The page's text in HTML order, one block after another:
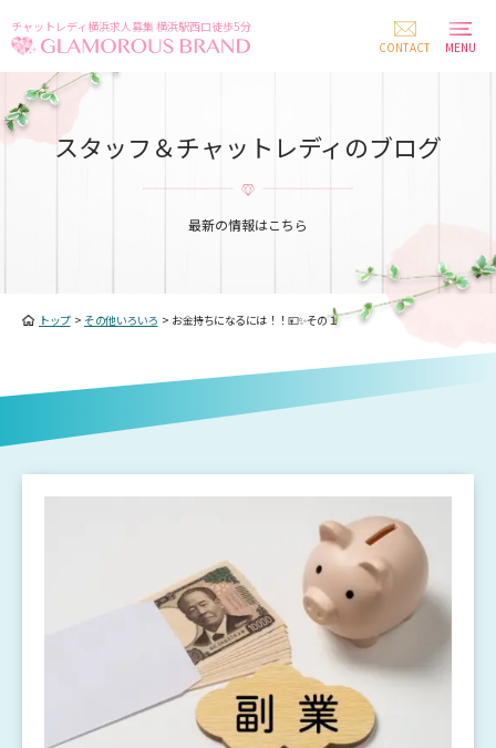
チャットレディ横浜求人募集 横浜駅西口徒歩5分
CONTACT
MENU
スタッフ＆チャットレディのブログ
最新の情報はこちら
トップ> その他いろいろ > お金持ちになるには！！💴✨その１